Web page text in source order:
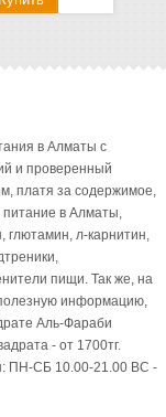
в Алматы с
и проверенный
платя за содержимое,
в Алматы,
л-карнитин,
пищи. Так же, на
информацию,
Аль-Фараби
- от 1700тг.
ПН-СБ 10.00-21.00 ВC -